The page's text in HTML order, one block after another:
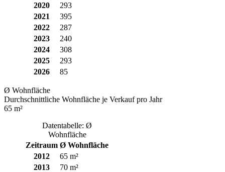
2020
293
2021
395
2022
287
2023
240
2024
308
2025
293
2026
85
Ø Wohnfläche
Durchschnittliche Wohnfläche je Verkauf pro Jahr
65 m²
Datentabelle: Ø
Wohnfläche
Zeitraum Ø Wohnfläche
2012
65 m²
2013
70 m²